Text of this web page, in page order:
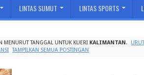
LINTAS SUMUT LINTAS SPORTS
MENURUT TANGGAL UNTUK KUERI KALIMANTAN .
TAMPILKAN SEMUA POSTINGAN